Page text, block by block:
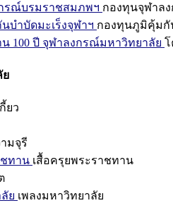
รณ์บรมราชสมภพฯ กองทุนจุฬาล
บำบัดมะเร็งจุฬาฯ กองทุนภูมิคุ้มกั
100 ปี จุฬาลงกรณ์มหาวิทยาลัย
ย
ยว
มจุรี
ชทาน เสื้อครุยพระราชทาน
ย เพลงมหาวิทยาลัย